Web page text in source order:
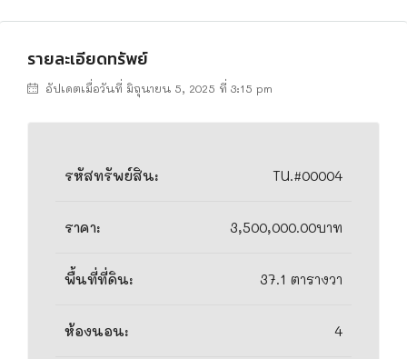
รายละเอียดทรัพย์
อัปเดตเมื่อวันที่ มิถุนายน 5, 2025 ที่ 3:15 pm
รหัสทรัพย์สิน: TU.#00004
ราคา: 3,500,000.00บาท
พื้นที่ที่ดิน: 37.1 ตารางวา
ห้องนอน: 4